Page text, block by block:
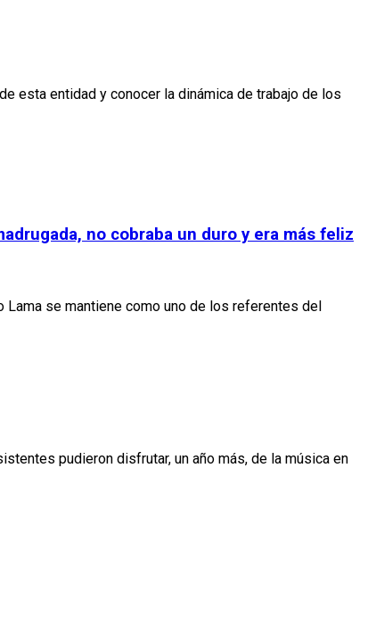
esta entidad y conocer la dinámica de trabajo de los
no cobraba un duro y era más feliz
se mantiene como uno de los referentes del
pudieron disfrutar, un año más, de la música en